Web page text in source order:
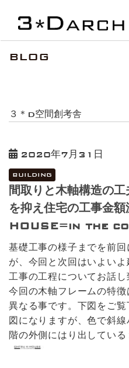
BLOG
３＊D空間創考舎
2020年7月31日
BUILDING
間取りと木軸構造の
を抑え住宅の工事金
HOUSE=in the
基礎工事の様子までを前
が、今回と次回はいよい
工事の工程についてお話し
今回の木軸フレームの特
異なる事です。下図をご
図になりますが、色で斜
階の外側にはり出している